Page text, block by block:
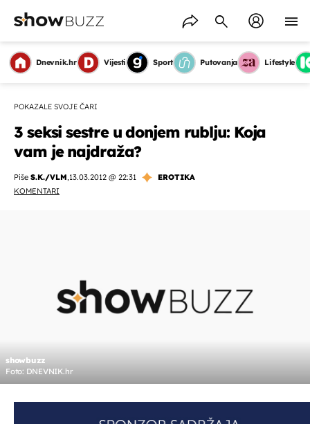
Dnevnik.hr Vijesti Sport Putovanja Lifestyle
POKAZALE SVOJE ČARI
3 seksi sestre u donjem rublju: Koja
vam je najdraža?
Piše S.K./VLM,13.03.2012 @ 22:31
EROTIKA
KOMENTARI
showbuzz
Foto: DNEVNIK.hr